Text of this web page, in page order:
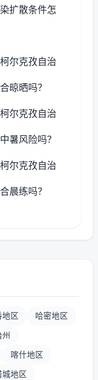
扩散条件怎
尔克孜自治
晾晒吗？
尔克孜自治
暑风险吗？
尔克孜自治
晨练吗？
地区 哈密地区
喀什地区
城地区